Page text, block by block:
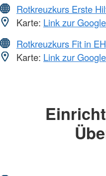
Rotkreuzkurs Erste
Karte: Link zur
Rotkreuzkurs Fit in EH
Karte: Link zur